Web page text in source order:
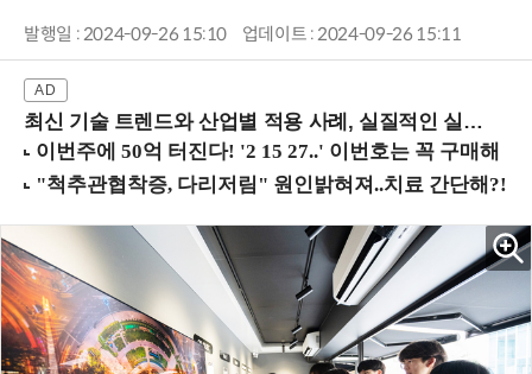
발행일 : 2024-09-26 15:10 업데이트 : 2024-09-26 15:11
최신 기술 트렌드와 산업별 적용 사례, 실질적인 실행 전략을 공유 (9/18 양재역)